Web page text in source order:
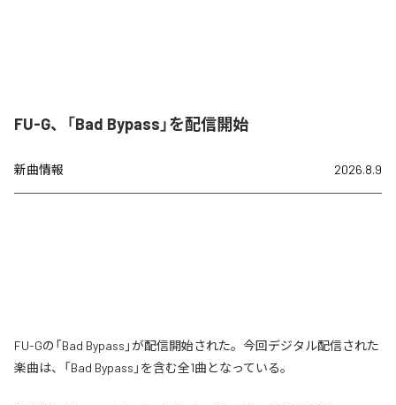
FU-G、「Bad Bypass」を配信開始
新曲情報 2026.8.9
FU-Gの「Bad Bypass」が配信開始された。今回デジタル配信された
楽曲は、「Bad Bypass」を含む全1曲となっている。